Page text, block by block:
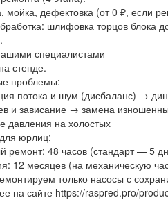
мойка, дефектовка (от 0 ₽, если
шлифовка торцов блока
специалистами
стенде.
проблемы:
потока и шум (дисбаланс) →
и зависание → замена
давления на холостых
юрлиц:
ремонт: 48 часов (стандарт — 5
12 месяцев (на механическую
только насосы с
на сайте https://raspred.pro/